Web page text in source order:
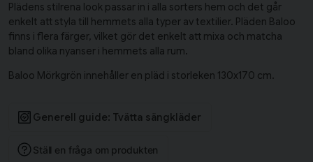
Plädens stilrena look passar in i alla sorters hem och det går
enkelt att styla till hemmets alla typer av textilier. Pläden Baloo
finns i flera färger, vilket gör det enkelt att mixa och matcha
bland olika nyanser i hemmets alla rum.
Baloo Mörkgrön innehåller en pläd i storleken 130x170 cm.
Generell guide: Tvätta sängkläder
Ställ en fråga om produkten